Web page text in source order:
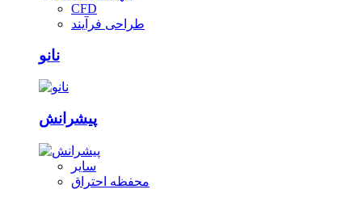
CFD
طراحی فرآیند
نانو
پیشرانش
سایر
محفظه احتراق